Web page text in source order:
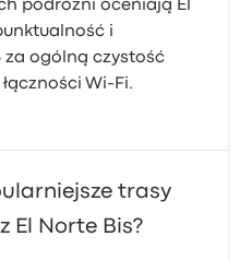
podróżni oceniają El
i
za ogólną czystość
Wi-Fi.
trasy
El Norte Bis?